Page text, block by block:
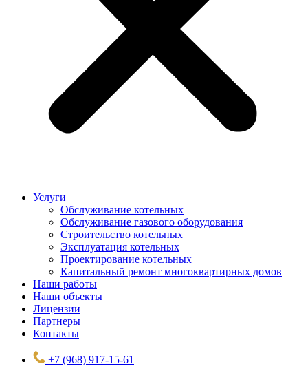
Услуги
Обслуживание котельных
Обслуживание газового оборудования
Строительство котельных
Эксплуатация котельных
Проектирование котельных
Капитальный ремонт многоквартирных домов
Наши работы
Наши объекты
Лицензии
Партнеры
Контакты
+7 (968) 917-15-61